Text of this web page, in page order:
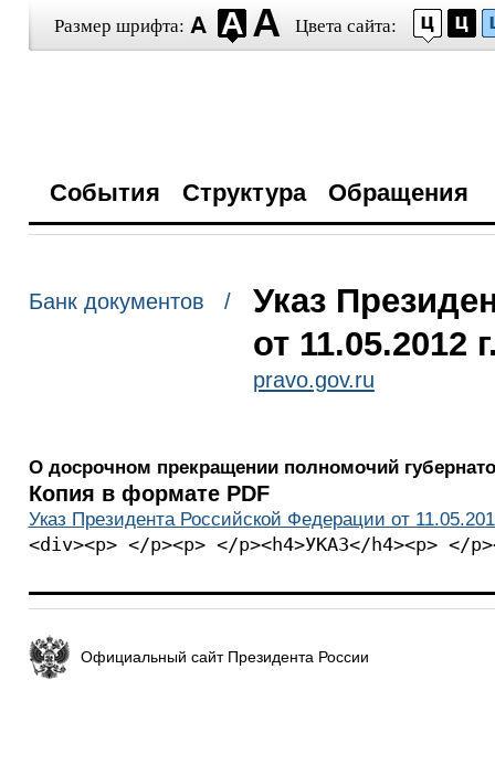
Размер шрифта: Цвета сайта:
События Структура Обращения
Банк документов /
Указ
от 11.05.2012
pravo.gov.ru
О досрочном прекращении полномочий
Копия в формате PDF
Указ Президента Российской Федерации от
<div><p> </p><p> </p><h4>УКАЗ</h4><p> </
Официальный сайт Президента России